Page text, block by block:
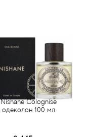
Nishane Colognise
одеколон 100 мл